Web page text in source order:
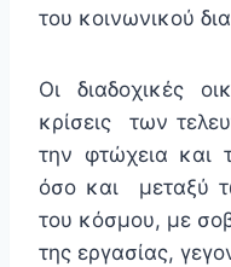
του κοινωνικού
Οι διαδοχικές
κρίσεις των
την φτώχεια και
όσο και μεταξύ
του κόσμου, με
της εργασίας,